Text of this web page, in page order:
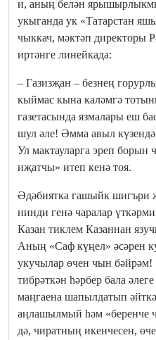
и, аның белән
укыганда ук «Татарстан
чыккач, мәктәп директоры
иртәнге линейкада:
– Газизҗан – безнең
кыймас кына каләмгә
газетасында язмалары еш
шул әле! Әмма авыл
Ул мактауларга эреп борын
иҗатчы» итеп кенә тоя.
Әдәбиятка гашыйк шигъри
нинди генә чаралар
Казан тиклем Казаннан
Аның «Саф күңел» әсәрен
укучылар өчен чын бәйрәм!
тибрәткән һәрбер бала
маңгаена шапылдатып
аңлашылмый һәм «беренче
дә, чиратның икенчесен,